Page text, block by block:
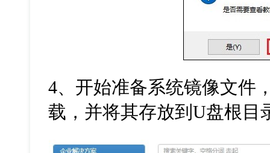
4、开始准备系统镜像文件
载，并将其存放到U盘根目